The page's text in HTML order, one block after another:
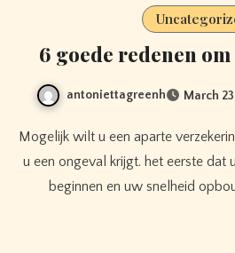
6 goede redenen om
antoniettagreenh March
Mogelijk wilt u een aparte verzekering afsluiten voor het geval
u een ongeval krijgt. het eerste dat
beginnen en uw snelheid